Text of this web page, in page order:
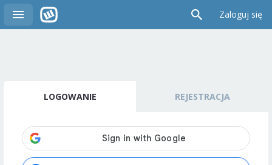
Zaloguj się
LOGOWANIE REJESTRACJA